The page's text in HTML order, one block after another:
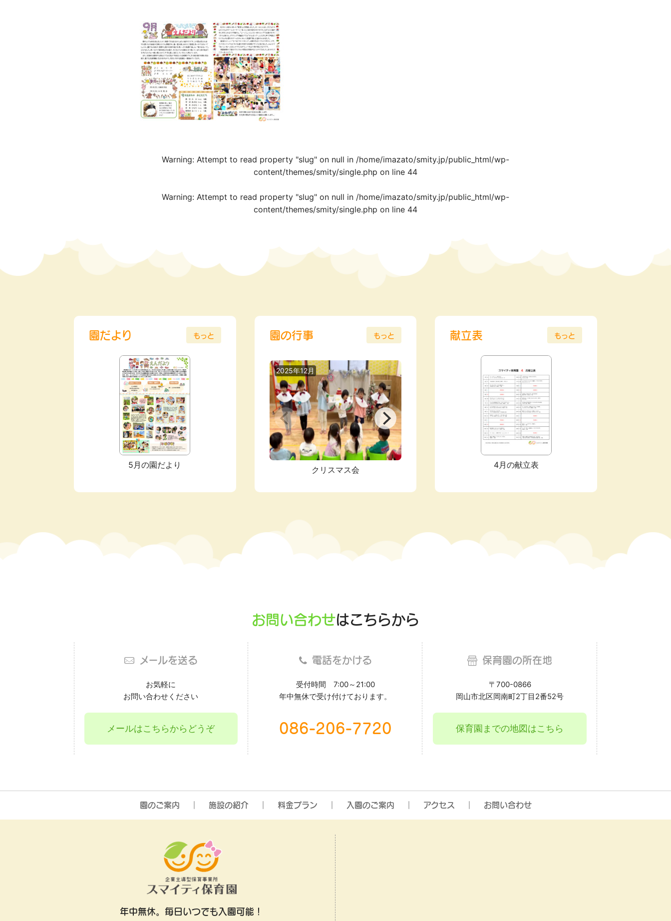
Warning: Attempt to read property "slug" on null in /home/imazato/smity.jp/public_html/wp-
content/themes/smity/single.php on line 44
Warning: Attempt to read property "slug" on null in /home/imazato/smity.jp/public_html/wp-
content/themes/smity/single.php on line 44
園だより もっと
5月の園だより
園の行事 もっと
2025年12月
クリスマス会 虫歯予防デー
献立表 もっと
4月の献立表
お問い合わせはこちらから
メールを送る
お気軽に
お問い合わせください
メールはこちらからどうぞ
電話をかける
受付時間 7:00～21:00
年中無休で受け付けております。
086-206-7720
保育園の所在地
〒700-0866
岡山市北区岡南町2丁目2番52号
保育園までの地図はこちら
園のご案内 施設の紹介 料金プラン 入園のご案内 アクセス お問い合わせ
年中無休。 毎日いつでも入園可能！